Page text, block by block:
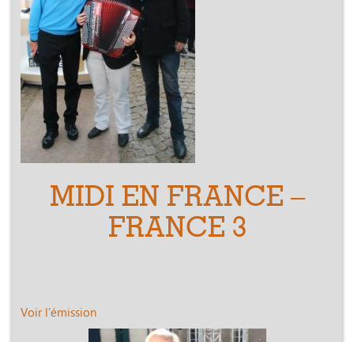
MIDI EN FRANCE –
FRANCE 3
Voir l’émission